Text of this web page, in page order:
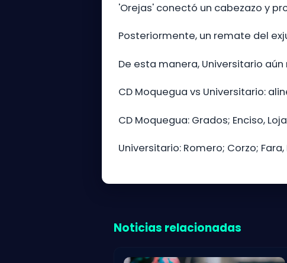
'Orejas' conectó un cabezazo y
Posteriormente, un remate del
De esta manera, Universitario
CD Moquegua vs Universitario:
CD Moquegua: Grados; Enciso,
Universitario: Romero; Corzo;
Noticias relacionadas